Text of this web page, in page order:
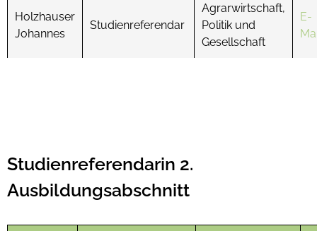
Holzhauser
Johannes
Studienreferendar
Agrarwirtschaft,
Politik und
Gesellschaft
E-
Studienreferendarin 2.
Ausbildungsabschnitt